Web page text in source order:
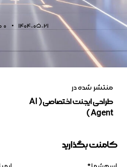
1404-05-21
0
منتشر شده در
طراحی ایجنت اختصاصی ( AI
Agent )
کامنت بگذارید